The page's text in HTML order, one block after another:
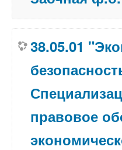
38.05.01
правовое